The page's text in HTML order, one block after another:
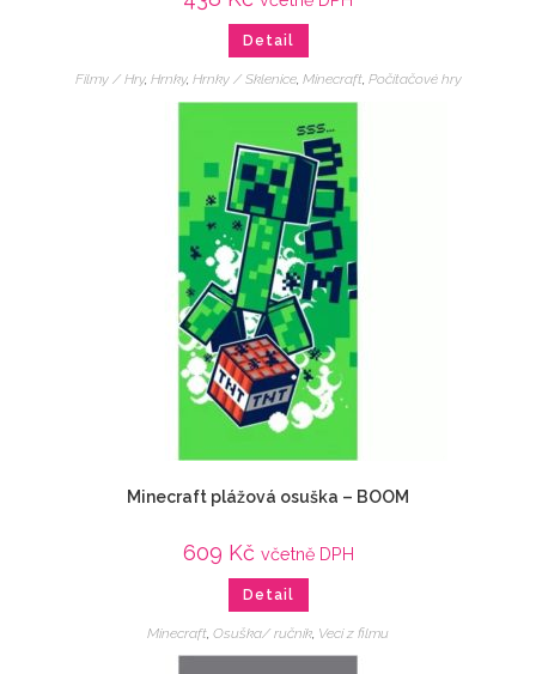
Detail
Filmy / Hry, Hrnky, Hrnky / Sklenice, Minecraft, Počítačové hry
Minecraft plážová osuška – BOOM
609 Kč včetně DPH
Detail
Minecraft, Osuška/ ručník, Veci z filmu